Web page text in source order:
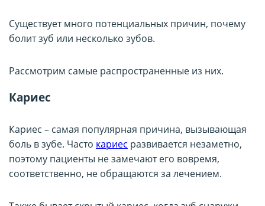
Существует много потенциальных причин, почему
болит зуб или несколько зубов.
Рассмотрим самые распространенные из них.
Кариес
Кариес – самая популярная причина, вызывающая
боль в зубе. Часто кариес развивается незаметно,
поэтому пациенты не замечают его вовремя,
соответственно, не обращаются за лечением.